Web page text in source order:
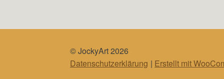
© JockyArt 2026
Datenschutzerklärung
Erstellt mit